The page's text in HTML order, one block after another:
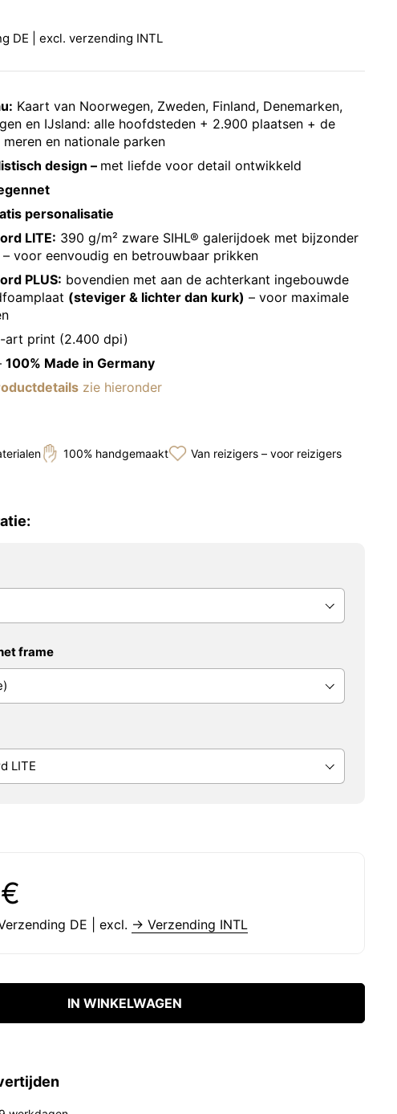
DE | excl. verzending INTL
Kaart van Noorwegen, Zweden, Finland, Denemarken,
en IJsland: alle hoofdsteden + 2.900 plaatsen + de
en nationale parken
design – met liefde voor detail ontwikkeld
personalisatie
LITE: 390 g/m² zware SIHL® galerijdoek met bijzonder
voor eenvoudig en betrouwbaar prikken
PLUS: bovendien met aan de achterkant ingebouwde
(steviger & lichter dan kurk) – voor maximale
art print (2.400 dpi)
100% Made in Germany
zie hieronder
100% handgemaakt Van reizigers – voor reizigers
frame
DE | excl. → Verzending INTL
IN WINKELWAGEN